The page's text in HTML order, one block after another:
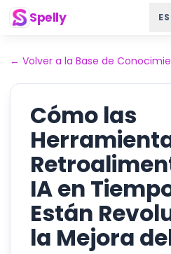
Spelly ES
← Volver a la Base de
Cómo las
IA en
Están
la Mejora